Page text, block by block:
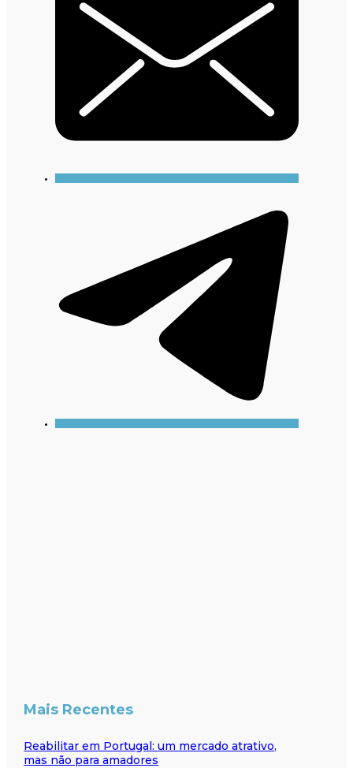
Mais Recentes
Reabilitar em Portugal: um mercado atrativo,
mas não para amadores